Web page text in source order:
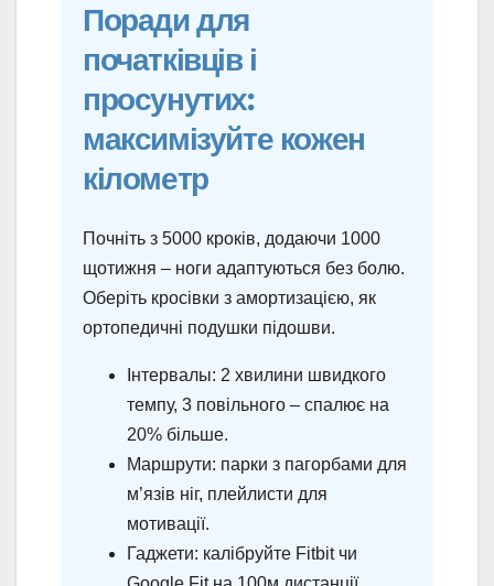
Поради для
початківців і
просунутих:
максимізуйте кожен
кілометр
Почніть з 5000 кроків, додаючи 1000
щотижня – ноги адаптуються без болю.
Оберіть кросівки з амортизацією, як
ортопедичні подушки підошви.
Інтервалы: 2 хвилини швидкого
темпу, 3 повільного – спалює на
20% більше.
Маршрути: парки з пагорбами для
м’язів ніг, плейлисти для
мотивації.
Гаджети: калібруйте Fitbit чи